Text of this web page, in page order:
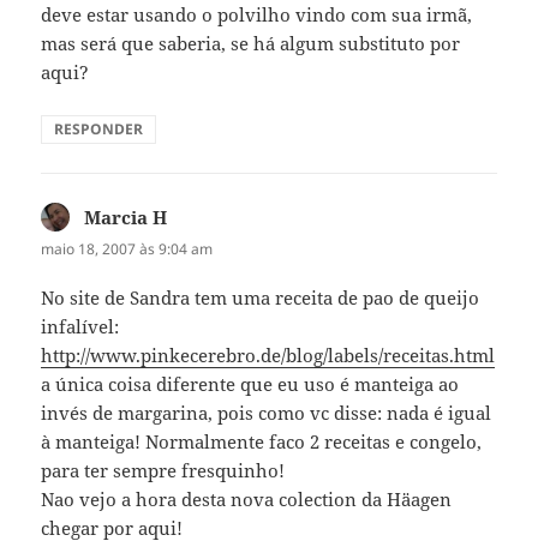
deve estar usando o polvilho vindo com sua irmã,
mas será que saberia, se há algum substituto por
aqui?
RESPONDER
Marcia H
maio 18, 2007 às 9:04 am
No site de Sandra tem uma receita de pao de queijo
infalível:
http://www.pinkecerebro.de/blog/labels/receitas.html
a única coisa diferente que eu uso é manteiga ao
invés de margarina, pois como vc disse: nada é igual
à manteiga! Normalmente faco 2 receitas e congelo,
para ter sempre fresquinho!
Nao vejo a hora desta nova colection da Häagen
chegar por aqui!